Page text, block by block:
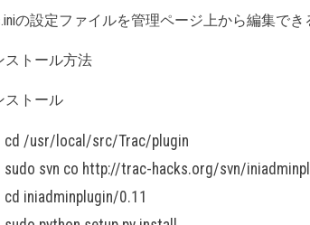
の設定ファイルを管理ページ上から編集でき
ストール方法
ストール
cd /usr/local/src/Trac/plugin
sudo svn co http://trac-hacks.org/svn/
cd iniadminplugin/0.11